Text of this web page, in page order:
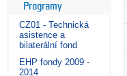
Programy
CZ01 - Technická
asistence a
bilaterální fond
EHP fondy 2009 -
2014